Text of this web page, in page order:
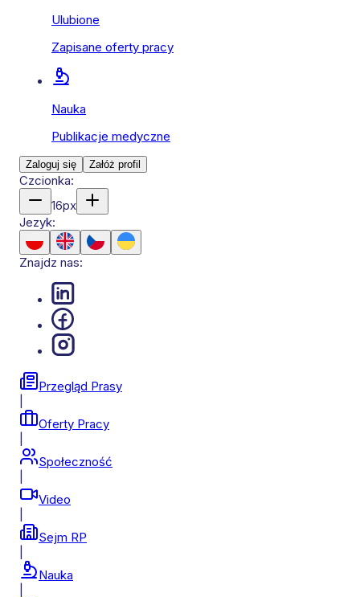
Ulubione
Zapisane oferty pracy
Nauka
Publikacje medyczne
Zaloguj się Załóż profil
Czcionka:
16px
Jezyk:
Znajdz nas:
Przegląd Prasy
Oferty Pracy
Społeczność
Video
Sejm RP
Nauka